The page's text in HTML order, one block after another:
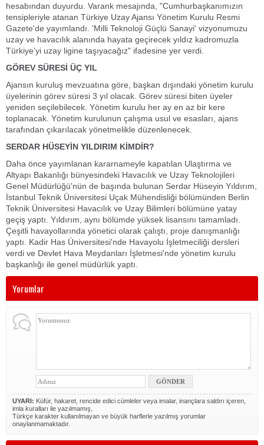
hesabından duyurdu. Varank mesajında, "Cumhurbaşkanımızın
tensipleriyle atanan Türkiye Uzay Ajansı Yönetim Kurulu Resmi
Gazete'de yayımlandı. 'Milli Teknoloji Güçlü Sanayi' vizyonumuzu
uzay ve havacılık alanında hayata geçirecek yıldız kadromuzla
Türkiye’yi uzay ligine taşıyacağız" ifadesine yer verdi.
GÖREV SÜRESİ ÜÇ YIL
Ajansın kuruluş mevzuatına göre, başkan dışındaki yönetim kurulu
üyelerinin görev süresi 3 yıl olacak. Görev süresi biten üyeler
yeniden seçilebilecek. Yönetim kurulu her ay en az bir kere
toplanacak. Yönetim kurulunun çalışma usul ve esasları, ajans
tarafından çıkarılacak yönetmelikle düzenlenecek.
SERDAR HÜSEYİN YILDIRIM KİMDİR?
Daha önce yayımlanan kararnameyle kapatılan Ulaştırma ve
Altyapı Bakanlığı bünyesindeki Havacılık ve Uzay Teknolojileri
Genel Müdürlüğü'nün de başında bulunan Serdar Hüseyin Yıldırım,
İstanbul Teknik Üniversitesi Uçak Mühendisliği bölümünden Berlin
Teknik Üniversitesi Havacılık ve Uzay Bilimleri bölümüne yatay
geçiş yaptı. Yıldırım, aynı bölümde yüksek lisansını tamamladı.
Çeşitli havayollarında yönetici olarak çalıştı, proje danışmanlığı
yaptı. Kadir Has Üniversitesi'nde Havayolu İşletmeciliği dersleri
verdi ve Devlet Hava Meydanları İşletmesi'nde yönetim kurulu
başkanlığı ile genel müdürlük yaptı.
Yorumlar
UYARI: Küfür, hakaret, rencide edici cümleler veya imalar, inançlara saldırı içeren,
imla kuralları ile yazılmamış,
Türkçe karakter kullanılmayan ve büyük harflerle yazılmış yorumlar
onaylanmamaktadır.